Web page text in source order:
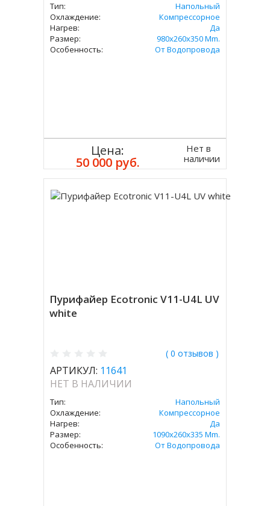
Тип:
Напольный
Охлаждение:
Компрессорное
Нагрев:
Да
Размер:
980x260x350 Mm.
Особенность:
От Водопровода
Цена:
50 000 руб.
Нет в
наличии
Пурифайер Ecotronic V11-U4L UV
white
( 0 отзывов )
АРТИКУЛ: 11641
НЕТ В НАЛИЧИИ
Тип:
Напольный
Охлаждение:
Компрессорное
Нагрев:
Да
Размер:
1090x260x335 Mm.
Особенность:
От Водопровода